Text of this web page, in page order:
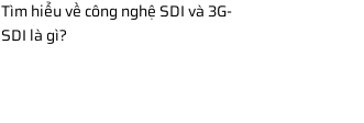
Tìm hiểu về công nghệ SDI và 3G-
SDI là gì?